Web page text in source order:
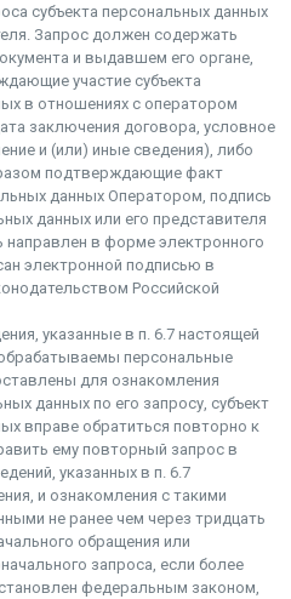
субъекта персональных данных
Запрос должен содержать
и выдавшем его органе,
участие субъекта
в отношениях с оператором
заключения договора, условное
и (или) иные сведения), либо
подтверждающие факт
данных Оператором, подпись
данных или его представителя
в форме электронного
электронной подписью в
Российской
указанные в п. 6.7 настоящей
персональные
для ознакомления
данных по его запросу, субъект
вправе обратиться повторно к
ему повторный запрос в
указанных в п. 6.7
и ознакомления с такими
не ранее чем через тридцать
обращения или
запроса, если более
федеральным законом,